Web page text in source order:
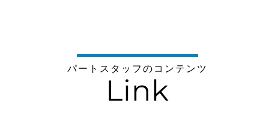
パートスタッフのコンテンツ
Link